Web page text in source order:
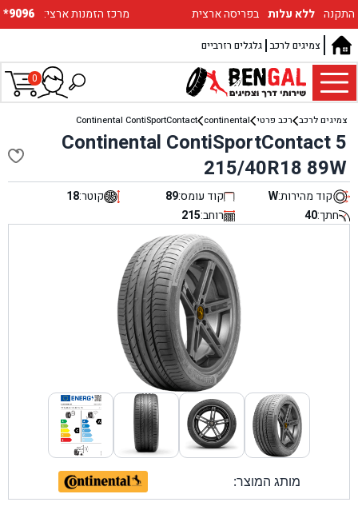
*9096 :מרכז הזמנות ארצי התקנה ללא עלות בפריסה ארצית
גלגלים רזרביים צמיגים לרכב
0
צמיגים לרכב רכב פרטי continental
Continental ContiSportContact
Continental ContiSportContact 5
215/40R18 89W
קוד מהירות:W קוד עומס:89 קוטר:18
חתך:40 רוחב:215
מותג המוצר: